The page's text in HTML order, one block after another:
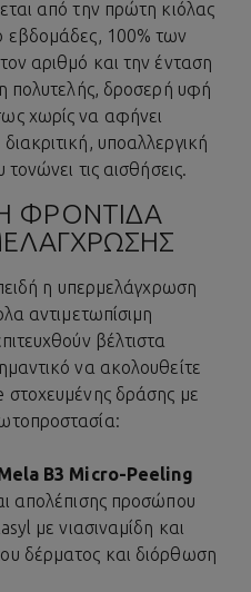
από την πρώτη κιόλας
εβδομάδες, 100% των
αριθμό και την ένταση
πολυτελής, δροσερή υφή
χωρίς να αφήνει
υποαλλεργική
τις αισθήσεις.
ΦΡΟΝΤΊΔΑ
η υπερμελάγχρωση
αντιμετωπίσιμη
βέλτιστα
να ακολουθείτε
δράσης με
B3 Micro-Peeling
απολέπισης προσώπου
με νιασιναμίδη και
δέρματος και διόρθωση